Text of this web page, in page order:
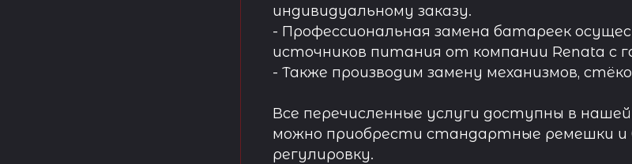
индивидуальному заказу.
- Профессиональная замена батареек
источников питания от компании Renata с
- Также производим замену механизмов,
Все перечисленные услуги доступны в
можно приобрести стандартные ремешки и
регулировку.